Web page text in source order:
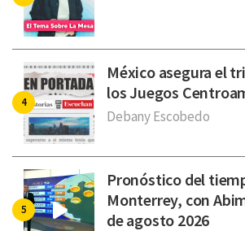
México asegura el
los Juegos
Debany Escobedo
Pronóstico del
Monterrey, con
de agosto 2026